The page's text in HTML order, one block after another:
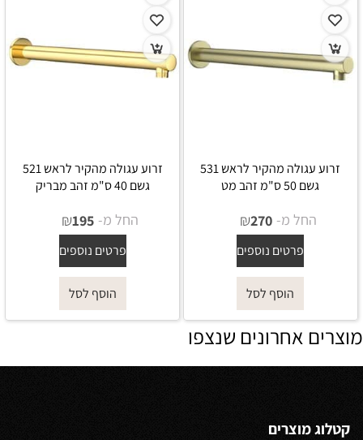
זרוע עגולה מהקיר לראש 531
גשם 50 ס"מ זהב מט
החל מ- ₪270
פרטים נוספים
הוסף לסל
זרוע עגולה מהקיר לראש 521
גשם 40 ס"מ זהב מבריק
החל מ- ₪195
פרטים נוספים
הוסף לסל
מוצרים אחרונים שנצפו
קטלוג מוצרים